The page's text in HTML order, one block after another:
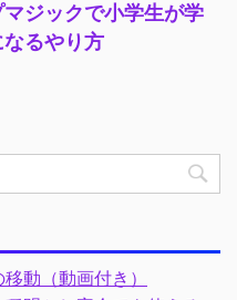
ジックで小学生が学
るやり方
動（動画付き）